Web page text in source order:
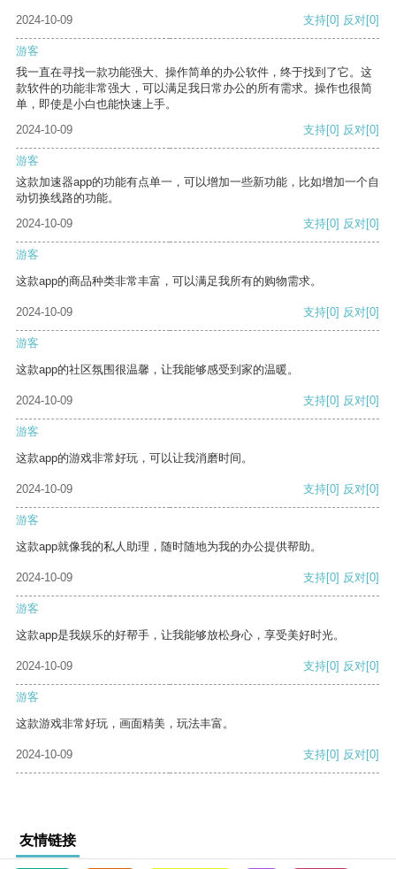
2024-10-09 支持[0] 反对[0]
游客
我一直在寻找一款功能强大、操作简单的办公软件，终于找到了它。这
款软件的功能非常强大，可以满足我日常办公的所有需求。操作也很简
单，即使是小白也能快速上手。
2024-10-09
支持[0] 反对[0]
游客
这款加速器app的功能有点单一，可以增加一些新功能，比如增加一个自
动切换线路的功能。
2024-10-09
支持[0] 反对[0]
游客
这款app的商品种类非常丰富，可以满足我所有的购物需求。
2024-10-09 支持[0] 反对[0]
游客
这款app的社区氛围很温馨，让我能够感受到家的温暖。
2024-10-09 支持[0] 反对[0]
游客
这款app的游戏非常好玩，可以让我消磨时间。
2024-10-09 支持[0] 反对[0]
游客
这款app就像我的私人助理，随时随地为我的办公提供帮助。
2024-10-09 支持[0] 反对[0]
游客
这款app是我娱乐的好帮手，让我能够放松身心，享受美好时光。
2024-10-09 支持[0] 反对[0]
游客
这款游戏非常好玩，画面精美，玩法丰富。
2024-10-09 支持[0] 反对[0]
友情链接